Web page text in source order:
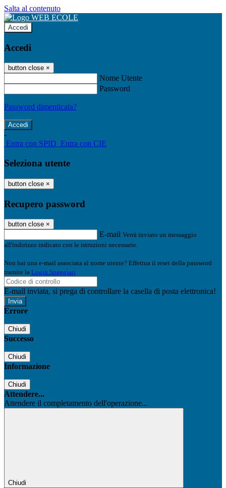
Salta al contenuto
Accedi
Accedi
button close ×
Nome Utente
Password
Password dimenticata?
-
Entra con SPID Entra con CIE
Seleziona utente
button close ×
Recupero password
button close ×
E-mail Verrà inviato un messaggio
all'indirizzo indicato con le istruzioni necessarie.
Non hai una e-mail associata al nome utente? Effettua il reset della password
tramite la Login Spaggiari
E-mail inviata, si prega di controllare la casella di posta elettronica!
Errore
Chiudi
Successo
Chiudi
Informazione
Chiudi
Attendere...
Attendere il completamento dell'operazione...
Chiudi